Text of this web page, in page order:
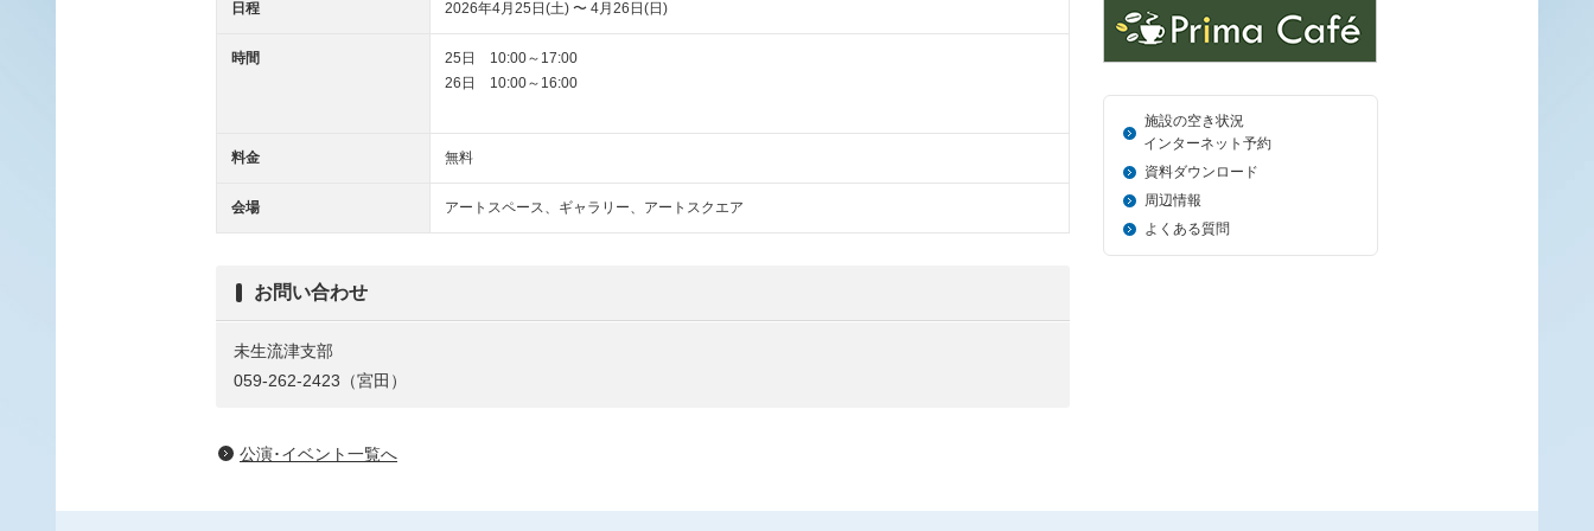
日程 2026年4月25日(土) 〜 4月26日(日)
時間
25日 10:00～17:00
26日 10:00～16:00
料金 無料
会場 アートスペース、ギャラリー、アートスクエア
お問い合わせ
未生流津支部
059-262-2423（宮田）
公演･イベント一覧へ
施設の空き状況
＿_ インターネット予約
資料ダウンロード
周辺情報
よくある質問